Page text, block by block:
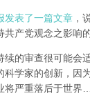
发表了一篇文章 ，
产党观念之影响
续的审查很可能会
科学家的创新，因
将严重落后于世界